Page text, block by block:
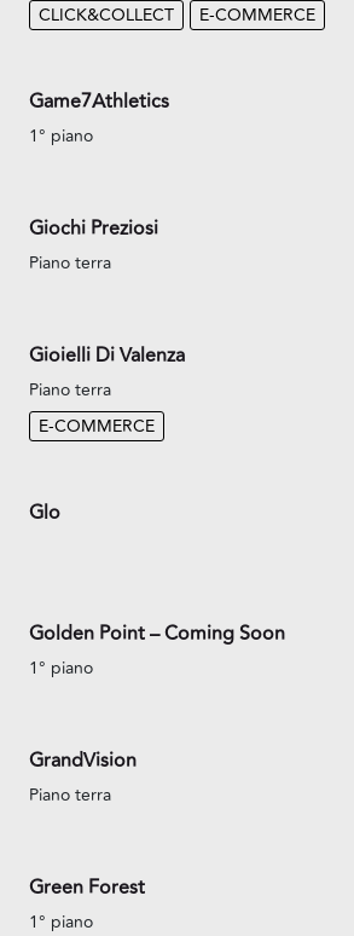
CLICK&COLLECT
E-COMMERCE
Game7Athletics
1° piano
Giochi Preziosi
Piano terra
Gioielli Di Valenza
Piano terra
E-COMMERCE
Glo
Golden Point – Coming Soon
1° piano
GrandVision
Piano terra
Green Forest
1° piano